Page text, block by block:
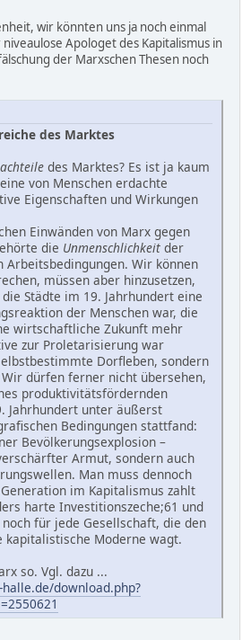
wir könnten uns ja noch einmal
Apologet des Kapitalismus in
der Marxschen Thesen noch
des Marktes
des Marktes? Es ist ja kaum
von Menschen erdachte
Eigenschaften und Wirkungen
Einwänden von Marx gegen
die Unmenschlichkeit der
Wir können
müssen aber hinzusetzen,
Städte im 19. Jahrhundert eine
der Menschen war, die
wirtschaftliche Zukunft mehr
zur Proletarisierung war
Dorfleben, sondern
dürfen ferner nicht übersehen,
produktivitätsfördernden
Jahrhundert unter äußerst
Bedingungen stattfand:
Bevölkerungsexplosion –
Armut, sondern auch
Man muss dennoch
im Kapitalismus zahlt
harte Investitionszeche;61 und
für jede Gesellschaft, die den
kapitalistische Moderne wagt.
so. Vgl. dazu ...
download.php?